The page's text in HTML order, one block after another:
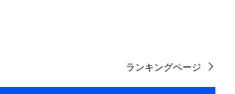
ランキングページ